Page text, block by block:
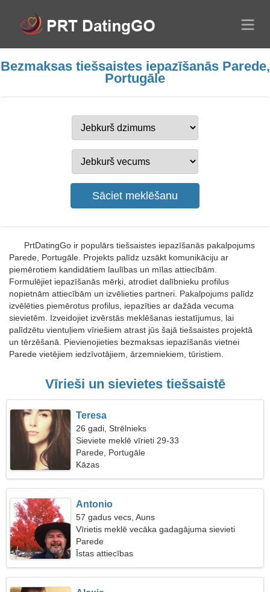
Bezmaksas tiešsaistes iepazīšanās Parede,
Portugāle
PrtDatingGo ir populārs tiešsaistes iepazīšanās pakalpojums
Parede, Portugāle. Projekts palīdz uzsākt komunikāciju ar
piemērotiem kandidātiem laulības un mīlas attiecībām.
Formulējiet iepazīšanās mērķi, atrodiet dalībnieku profilus
nopietnām attiecībām un izvēlieties partneri. Pakalpojums palīdz
izvēlēties piemērotus profilus, iepazīties ar dažāda vecuma
sievietēm. Izveidojiet izvērstās meklēšanas iestatījumus, lai
palīdzētu vientuļiem vīriešiem atrast jūs šajā tiešsaistes projektā
un tērzēšanā. Pievienojieties bezmaksas iepazīšanās vietnei
Parede vietējiem iedzīvotājiem, ārzemniekiem, tūristiem.
Vīrieši un sievietes tiešsaistē
Teresa
26 gadi, Strēlnieks
Sieviete meklē vīrieti 29-33
Parede, Portugāle
Kāzas
Antonio
57 gadus vecs, Auns
Vīrietis meklē vecāka gadagājuma sievieti
Parede
Īstas attiecības